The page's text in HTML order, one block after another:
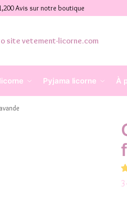
Avis sur notre boutique
Pyjama licorne À